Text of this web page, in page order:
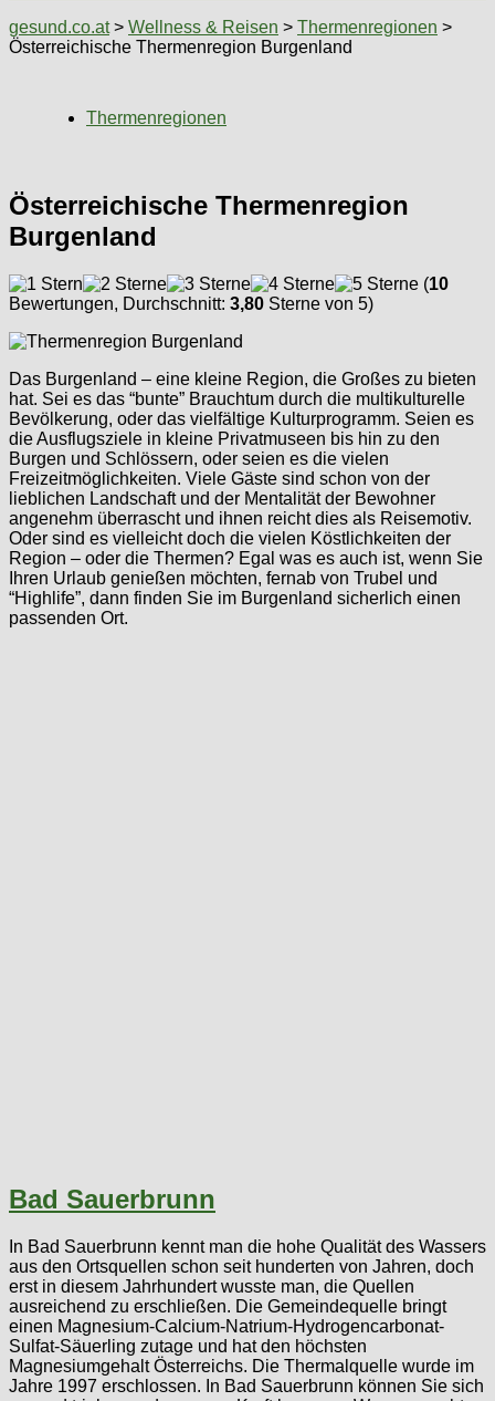
gesund.co.at> Wellness & Reisen > Thermenregionen >
Österreichische Thermenregion Burgenland
Thermenregionen
Österreichische Thermenregion
Burgenland
(10
Bewertungen, Durchschnitt: 3,80 Sterne von 5)
Das Burgenland – eine kleine Region, die Großes zu bieten
hat. Sei es das “bunte” Brauchtum durch die multikulturelle
Bevölkerung, oder das vielfältige Kulturprogramm. Seien es
die Ausflugsziele in kleine Privatmuseen bis hin zu den
Burgen und Schlössern, oder seien es die vielen
Freizeitmöglichkeiten. Viele Gäste sind schon von der
lieblichen Landschaft und der Mentalität der Bewohner
angenehm überrascht und ihnen reicht dies als Reisemotiv.
Oder sind es vielleicht doch die vielen Köstlichkeiten der
Region – oder die Thermen? Egal was es auch ist, wenn Sie
Ihren Urlaub genießen möchten, fernab von Trubel und
“Highlife”, dann finden Sie im Burgenland sicherlich einen
passenden Ort.
Bad Sauerbrunn
In Bad Sauerbrunn kennt man die hohe Qualität des Wassers
aus den Ortsquellen schon seit hunderten von Jahren, doch
erst in diesem Jahrhundert wusste man, die Quellen
ausreichend zu erschließen. Die Gemeindequelle bringt
einen Magnesium-Calcium-Natrium-Hydrogencarbonat-
Sulfat-Säuerling zutage und hat den höchsten
Magnesiumgehalt Österreichs. Die Thermalquelle wurde im
Jahre 1997 erschlossen. In Bad Sauerbrunn können Sie sich